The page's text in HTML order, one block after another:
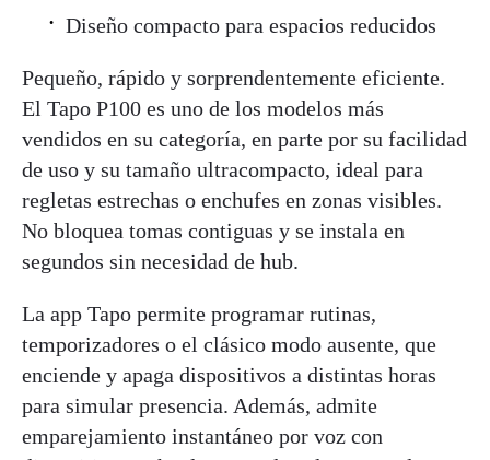
Diseño compacto para espacios reducidos
Pequeño, rápido y sorprendentemente eficiente.
El Tapo P100 es uno de los modelos más
vendidos en su categoría, en parte por su facilidad
de uso y su tamaño ultracompacto, ideal para
regletas estrechas o enchufes en zonas visibles.
No bloquea tomas contiguas y se instala en
segundos sin necesidad de hub.
La app Tapo permite programar rutinas,
temporizadores o el clásico modo ausente, que
enciende y apaga dispositivos a distintas horas
para simular presencia. Además, admite
emparejamiento instantáneo por voz con